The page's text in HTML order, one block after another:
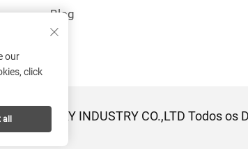
Blog
SUNWAY INDUSTRY CO.,LTD Todos os
our
click